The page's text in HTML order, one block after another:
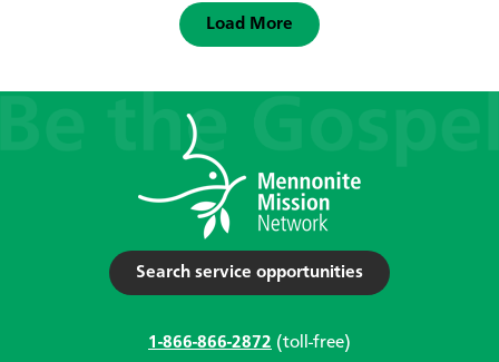
Load More
Search service opportunities
1-866-866-2872 (toll-free)